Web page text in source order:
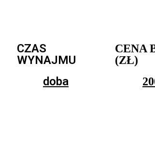
CZAS
WYNAJMU
doba
CENA
(ZŁ)